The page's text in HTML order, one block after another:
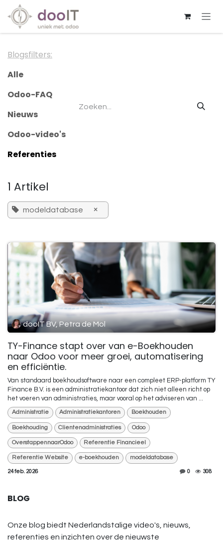
Overslaan naar inhoud
Blogsfilters:
Alle
Odoo-FAQ
Nieuws
Odoo-video's
Referenties
1 Artikel
modeldatabase ×
dooIT BV, Petra de Mol
TY-Finance stapt over van e-Boekhouden
naar Odoo voor meer groei, automatisering
en efficiëntie.
Van standaard boekhoudsoftware naar een compleet ERP-platform TY
Finance B.V. is een administratiekantoor dat zich niet alleen richt op
het voeren van administraties, maar vooral op het adviseren van ...
Administratie Administratiekantoren Boekhouden
Boekhouding Clientenadministraties Odoo
OverstappennaarOdoo Referentie Financieel
Referentie Website e-boekhouden modeldatabase
24 feb. 2026 0 308
BLOG
Onze blog biedt Nederlandstalige video's, nieuws,
referenties en inzichten over de nieuwste